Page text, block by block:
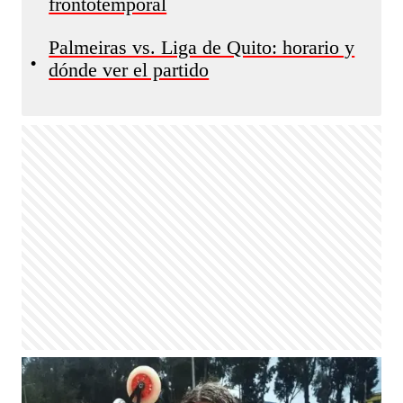
frontotemporal
•
Palmeiras vs. Liga de Quito: horario y
dónde ver el partido